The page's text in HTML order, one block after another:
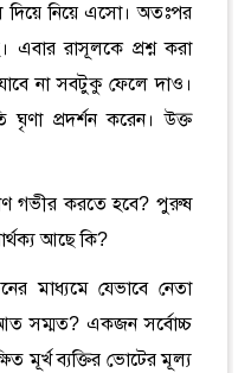
দিয়ে নিয়ে এসো। অতঃপর
এবার রাসূলকে প্রশ্ন করা
না সবটুকু ফেলে দাও।
ঘৃণা প্রদর্শন করেন। উক্ত
গভীর করতে হবে? পুরুষ
আছে কি?
মাধ্যমে যেভাবে নেতা
সম্মত? একজন সর্বোচ্চ
মূর্খ ব্যক্তির ভোটের মূল্য